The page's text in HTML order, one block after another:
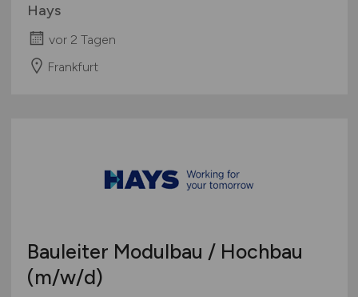
Hays
vor 2 Tagen
Frankfurt
Bauleiter Modulbau / Hochbau
(m/w/d)